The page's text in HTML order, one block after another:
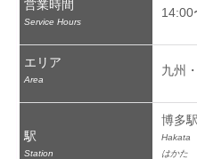
営業時間
Service Hours
14:00
エリア
Area
九州
駅
Station
博多駅
Hakata
はかた